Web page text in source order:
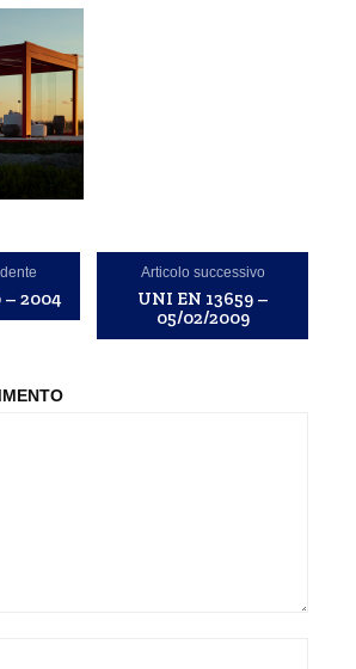
– 2004
Articolo successivo
UNI EN 13659 –
05/02/2009